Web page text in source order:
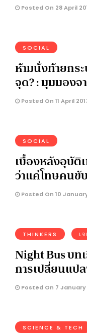
Posted On 28 April
SOCIAL
ห้ามนั่งท้ายกร
จุด? : มุมมอง
Posted On 11 April
SOCIAL
เบื้องหลังอุบัติ
ว่าแค่โทษคนขับ
Posted On 10
THINKERS เ
Night Bus บท
การเปลี่ยนแป
Posted On 7 January
SCIENCE & TECH